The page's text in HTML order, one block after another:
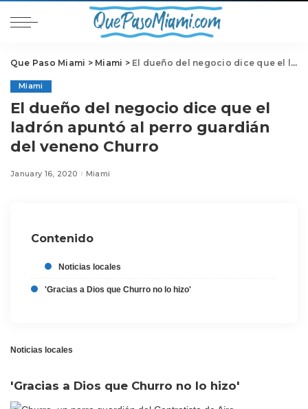
Que Paso Miami > Miami > El dueño del negocio dice que el ladrón apuntó al perro guardián del veneno Churro
Miami
El dueño del negocio dice que el
ladrón apuntó al perro guardián
del veneno Churro
January 16, 2020 Miami
Contenido
Noticias locales
'Gracias a Dios que Churro no lo hizo'
Noticias locales
'Gracias a Dios que Churro no lo hizo'